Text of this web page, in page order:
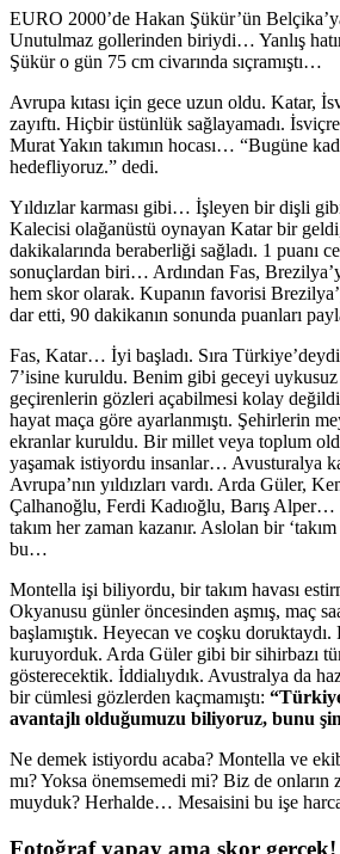
EURO 2000’de Hakan Şükür’ün
Unutulmaz gollerinden biriydi… Yanlış
Şükür o gün 75 cm civarında sıçramıştı…
Avrupa kıtası için gece uzun oldu. Katar,
zayıftı. Hiçbir üstünlük sağlayamadı.
Murat Yakın takımın hocası… “Bugüne
hedefliyoruz.” dedi.
Yıldızlar karması gibi… İşleyen bir dişli
Kalecisi olağanüstü oynayan Katar bir
dakikalarında beraberliği sağladı. 1 puanı
sonuçlardan biri… Ardından Fas,
hem skor olarak. Kupanın favorisi
dar etti, 90 dakikanın sonunda puanları
Fas, Katar… İyi başladı. Sıra
7’isine kuruldu. Benim gibi geceyi
geçirenlerin gözleri açabilmesi kolay
hayat maça göre ayarlanmıştı. Şehirlerin
ekranlar kuruldu. Bir millet veya toplum
yaşamak istiyordu insanlar… Avusturalya
Avrupa’nın yıldızları vardı. Arda Güler,
Çalhanoğlu, Ferdi Kadıoğlu, Barış Alper…
takım her zaman kazanır. Aslolan bir
bu…
Montella işi biliyordu, bir takım havası
Okyanusu günler öncesinden aşmış, maç
başlamıştık. Heyecan ve coşku
kuruyorduk. Arda Güler gibi bir sihirbazı
gösterecektik. İddialıydık. Avustralya da
bir cümlesi gözlerden kaçmamıştı:
avantajlı olduğumuzu biliyoruz, bunu
Ne demek istiyordu acaba? Montella ve
mı? Yoksa önemsemedi mi? Biz de onların
muyduk? Herhalde… Mesaisini bu işe
Fotoğraf yapay ama skor gerçek!